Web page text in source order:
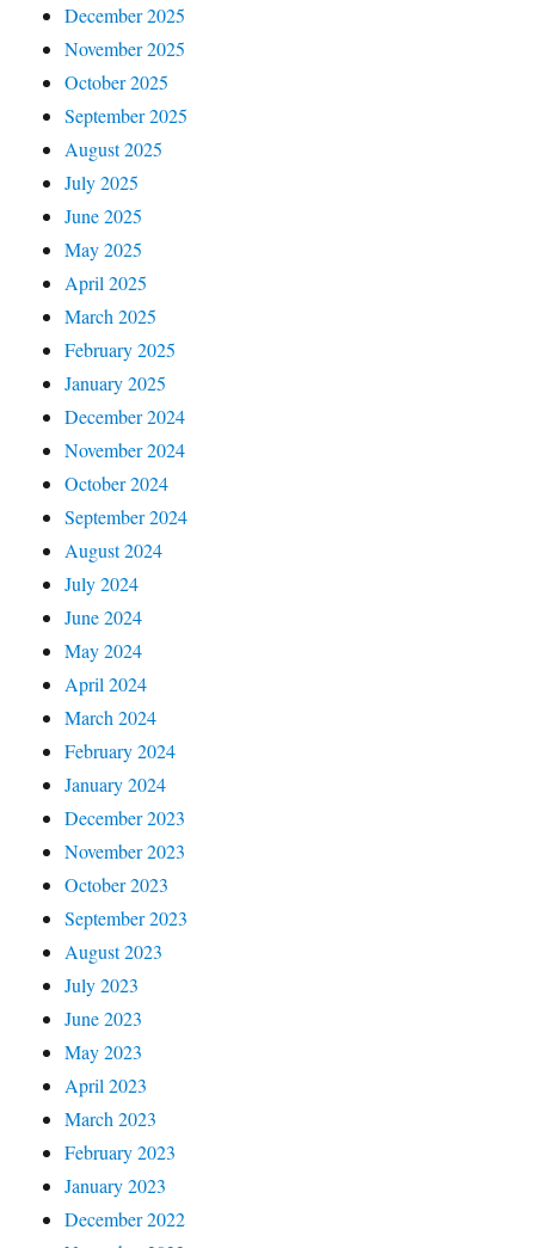
December 2025
November 2025
October 2025
September 2025
August 2025
July 2025
June 2025
May 2025
April 2025
March 2025
February 2025
January 2025
December 2024
November 2024
October 2024
September 2024
August 2024
July 2024
June 2024
May 2024
April 2024
March 2024
February 2024
January 2024
December 2023
November 2023
October 2023
September 2023
August 2023
July 2023
June 2023
May 2023
April 2023
March 2023
February 2023
January 2023
December 2022